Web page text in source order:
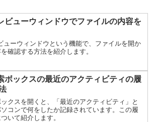
ビューウィンドウでファイルの内容を
ューウィンドウという機能で、ファイルを開か
確認する方法を紹介します。
ボックスの最近のアクティビティの履
クスを開くと、「最近のアクティビティ」と
コンで何をしたか記録されています。この履
いて紹介します。